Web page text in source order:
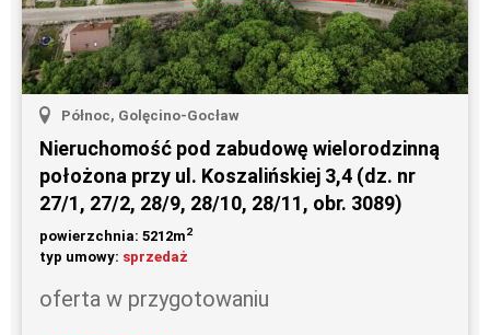
Północ, Golęcino-Gocław
Nieruchomość pod zabudowę wielorodzinną
położona przy ul. Koszalińskiej 3,4 (dz. nr
27/1, 27/2, 28/9, 28/10, 28/11, obr. 3089)
powierzchnia: 5212m2
typ umowy: sprzedaż
oferta w przygotowaniu